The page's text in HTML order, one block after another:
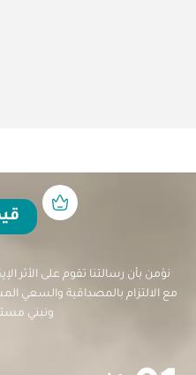
نؤمن بأن رسالتنا تقوم على الأثر
مع الالتزام بالمصداقية والسعي
ونبني